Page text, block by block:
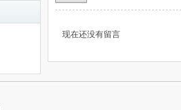
现在还没有留言